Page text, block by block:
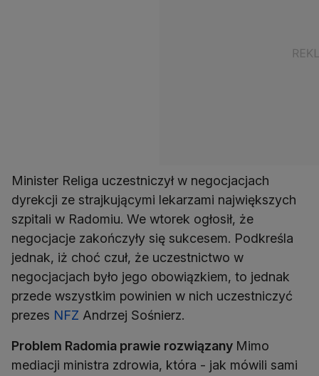
Minister Religa uczestniczył w negocjacjach
dyrekcji ze strajkującymi lekarzami największych
szpitali w Radomiu. We wtorek ogłosił, że
negocjacje zakończyły się sukcesem. Podkreśla
jednak, iż choć czuł, że uczestnictwo w
negocjacjach było jego obowiązkiem, to jednak
przede wszystkim powinien w nich uczestniczyć
prezes NFZ Andrzej Sośnierz.
Problem Radomia prawie rozwiązany Mimo
mediacji ministra zdrowia, która - jak mówili sami